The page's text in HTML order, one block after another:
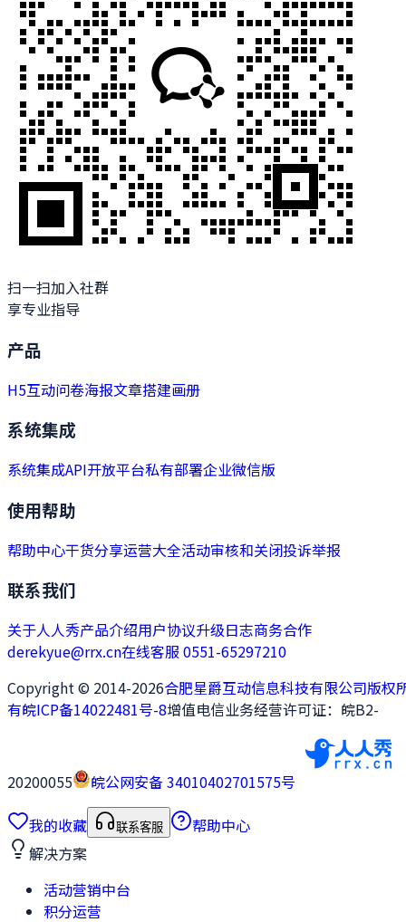
扫一扫加入社群
享专业指导
产品
H5互动问卷海报文章搭建画册
系统集成
系统集成API开放平台私有部署企业微信版
使用帮助
帮助中心干货分享运营大全活动审核和关闭投诉举报
联系我们
关于人人秀产品介绍用户协议升级日志商务合作
derekyue@rrx.cn在线客服 0551-65297210
Copyright © 2014-2026合肥星爵互动信息科技有限公司版权
有皖ICP备14022481号-8增值电信业务经营许可证：皖B2-
20200055
皖公网安备 34010402701575号
我的收藏
联系客服
帮助中心
解决方案
活动营销中台
积分运营